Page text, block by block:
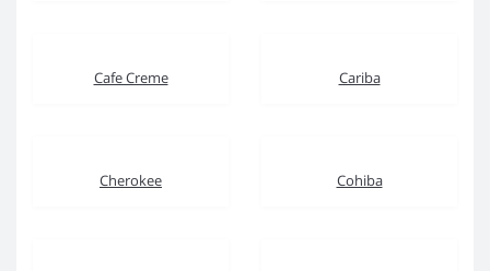
Cafe Creme Cariba
Cherokee Cohiba